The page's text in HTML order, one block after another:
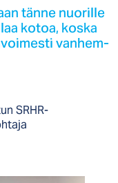
tän­ne nuo­ril­le
ko­toa, kos­ka
van­hem­
SRHR-